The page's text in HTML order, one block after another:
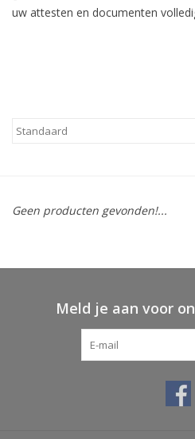
uw attesten en documenten
Geen producten gevonden!...
Meld je aan voor